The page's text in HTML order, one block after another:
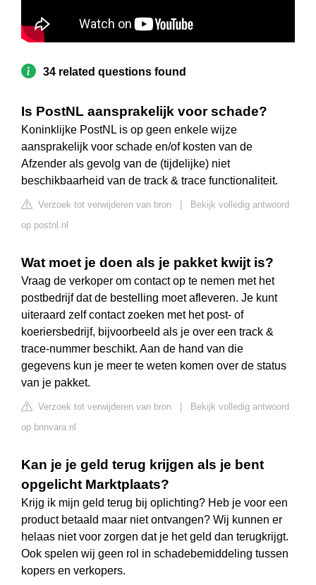
34 related questions found
Is PostNL aansprakelijk voor schade?
Koninklijke PostNL is op geen enkele wijze
aansprakelijk voor schade en/of kosten van de
Afzender als gevolg van de (tijdelijke) niet
beschikbaarheid van de track & trace functionaliteit.
Verzoek tot verwijderen van bron
Bekijk volledig antwoord
op postnl.nl
Wat moet je doen als je pakket kwijt is?
Vraag de verkoper om contact op te nemen met het
postbedrijf dat de bestelling moet afleveren. Je kunt
uiteraard zelf contact zoeken met het post- of
koeriersbedrijf, bijvoorbeeld als je over een track &
trace-nummer beschikt. Aan de hand van die
gegevens kun je meer te weten komen over de status
van je pakket.
Verzoek tot verwijderen van bron
Bekijk volledig antwoord
op bnnvara.nl
Kan je je geld terug krijgen als je bent
opgelicht Marktplaats?
Krijg ik mijn geld terug bij oplichting? Heb je voor een
product betaald maar niet ontvangen? Wij kunnen er
helaas niet voor zorgen dat je het geld dan terugkrijgt.
Ook spelen wij geen rol in schadebemiddeling tussen
kopers en verkopers.